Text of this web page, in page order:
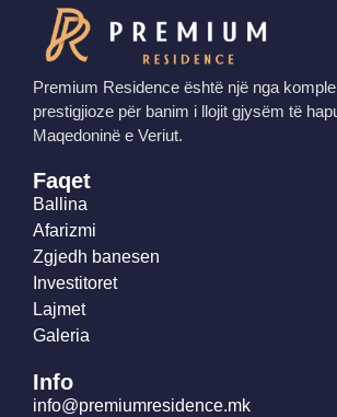
Premium Residence është një nga
prestigjioze për banim i llojit gjysëm të
Maqedoninë e Veriut.
Faqet
Ballina
Afarizmi
Zgjedh banesen
Investitoret
Lajmet
Galeria
Info
info@premiumresidence.mk